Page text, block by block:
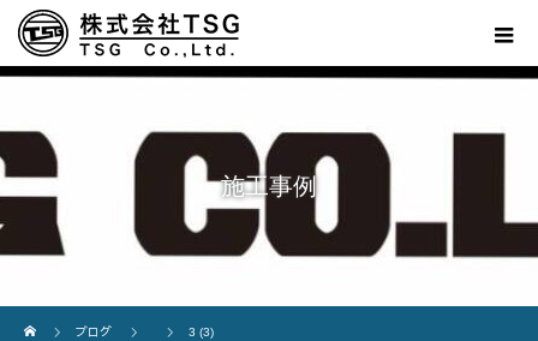
施工事例
ブログ
3 (3)